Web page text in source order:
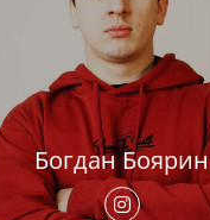
Богдан Боярин